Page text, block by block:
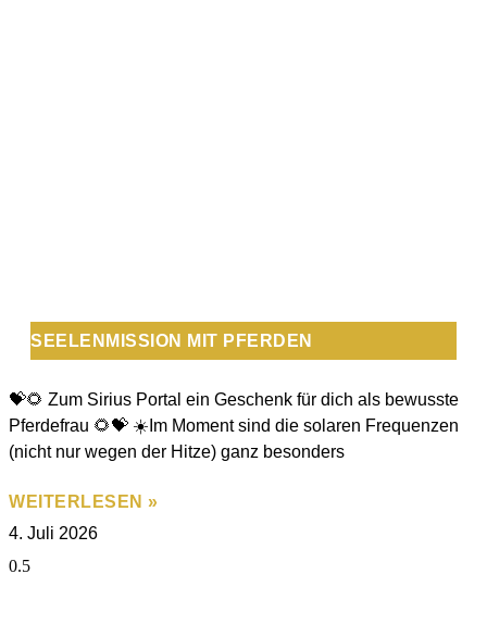
SEELENMISSION MIT PFERDEN
💝🌻 Zum Sirius Portal ein Geschenk für dich als bewusste
Pferdefrau 🌻💝 ☀️Im Moment sind die solaren Frequenzen
(nicht nur wegen der Hitze) ganz besonders
WEITERLESEN »
4. Juli 2026